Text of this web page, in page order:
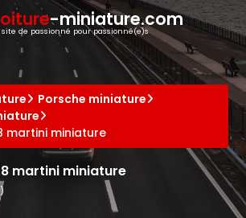
-miniature.com
de passionné pour passionné(e)s
Porsche miniature
martini miniature
martini miniature